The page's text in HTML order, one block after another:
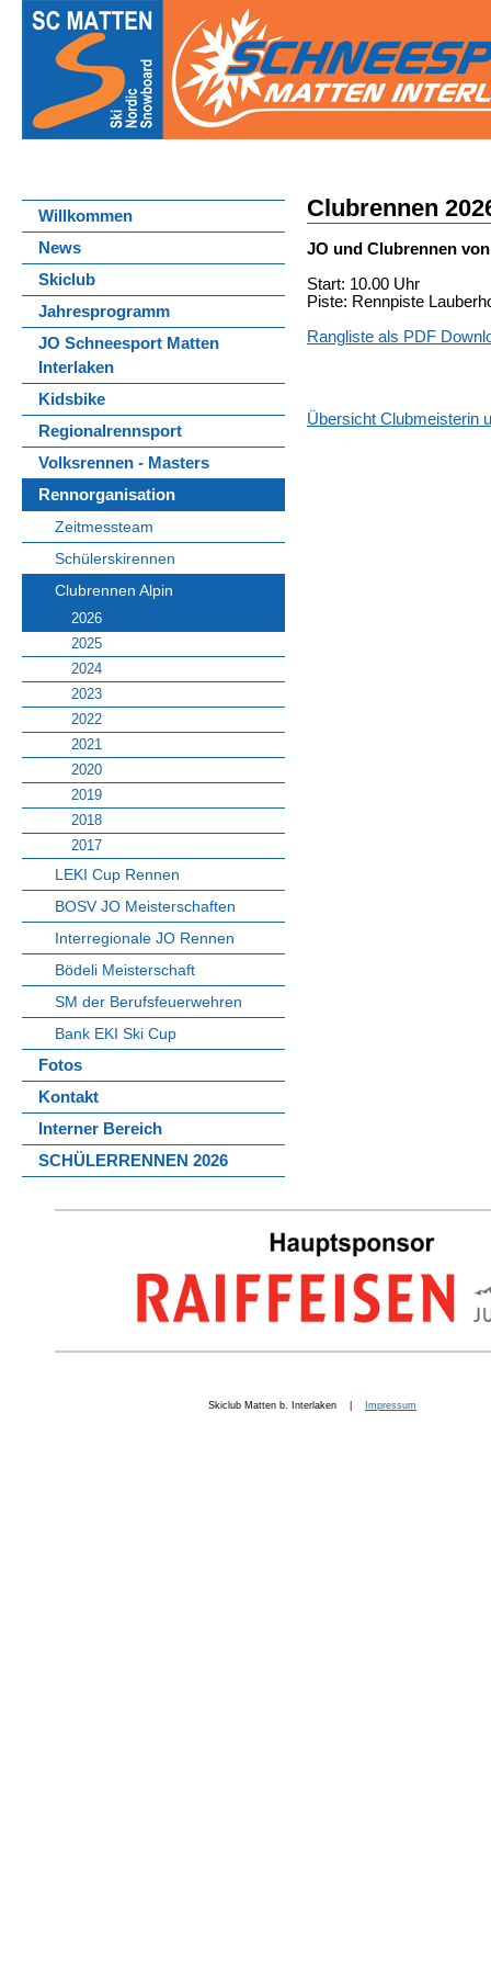
Willkommen
News
Skiclub
Jahresprogramm
JO Schneesport Matten
Interlaken
Kidsbike
Regionalrennsport
Volksrennen - Masters
Rennorganisation
Zeitmessteam
Schülerskirennen
Clubrennen Alpin
2026
2025
2024
2023
2022
2021
2020
2019
2018
2017
LEKI Cup Rennen
BOSV JO Meisterschaften
Interregionale JO Rennen
Bödeli Meisterschaft
SM der Berufsfeuerwehren
Bank EKI Ski Cup
Fotos
Kontakt
Interner Bereich
SCHÜLERRENNEN 2026
Clubrennen
JO und Clubrennen
Start: 10.00 Uhr
Piste: Rennpiste
Rangliste als PDF
Übersicht Clubmeisterin
Skiclub Matten b. Interlaken | Impressum